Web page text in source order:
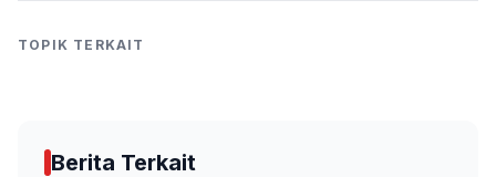
TOPIK TERKAIT
Berita Terkait